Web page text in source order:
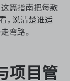
这篇指南把每款
，说清楚谁适
弯路。
项目管